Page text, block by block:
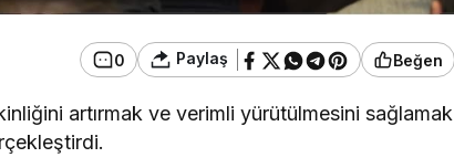
0 Paylaş Beğen
artırmak ve verimli yürütülmesini sağlamak